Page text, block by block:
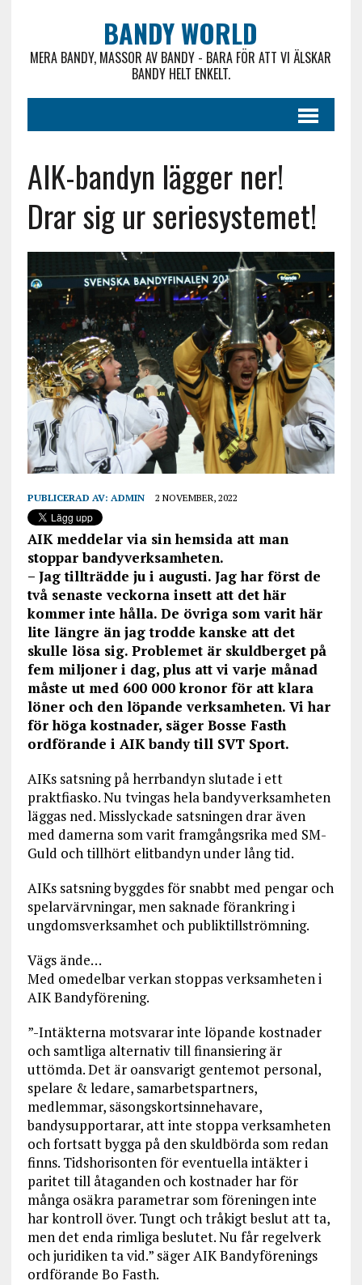
BANDY WORLD
MERA BANDY, MASSOR AV BANDY - BARA FÖR ATT VI ÄLSKAR
BANDY HELT ENKELT.
AIK-bandyn lägger ner!
Drar sig ur seriesystemet!
PUBLICERAD AV: ADMIN 2 NOVEMBER, 2022
AIK meddelar via sin hemsida att man
stoppar bandyverksamheten.
– Jag tillträdde ju i augusti. Jag har först de
två senaste veckorna insett att det här
kommer inte hålla. De övriga som varit här
lite längre än jag trodde kanske att det
skulle lösa sig. Problemet är skuldberget på
fem miljoner i dag, plus att vi varje månad
måste ut med 600 000 kronor för att klara
löner och den löpande verksamheten. Vi har
för höga kostnader, säger Bosse Fasth
ordförande i AIK bandy till SVT Sport.
AIKs satsning på herrbandyn slutade i ett
praktfiasko. Nu tvingas hela bandyverksamheten
läggas ned. Misslyckade satsningen drar även
med damerna som varit framgångsrika med SM-
Guld och tillhört elitbandyn under lång tid.
AIKs satsning byggdes för snabbt med pengar och
spelarvärvningar, men saknade förankring i
ungdomsverksamhet och publiktillströmning.
Vägs ände…
Med omedelbar verkan stoppas verksamheten i
AIK Bandyförening.
”-Intäkterna motsvarar inte löpande kostnader
och samtliga alternativ till finansiering är
uttömda. Det är oansvarigt gentemot personal,
spelare & ledare, samarbetspartners,
medlemmar, säsongskortsinnehavare,
bandysupportarar, att inte stoppa verksamheten
och fortsatt bygga på den skuldbörda som redan
finns. Tidshorisonten för eventuella intäkter i
paritet till åtaganden och kostnader har för
många osäkra parametrar som föreningen inte
har kontroll över. Tungt och tråkigt beslut att ta,
men det enda rimliga beslutet. Nu får regelverk
och juridiken ta vid.” säger AIK Bandyförenings
ordförande Bo Fasth.